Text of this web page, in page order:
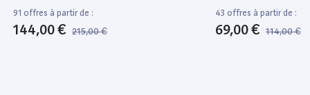
91 offres à partir de :
144,00 € 215,00 €
43 offres à partir de :
69,00 € 114,00 €